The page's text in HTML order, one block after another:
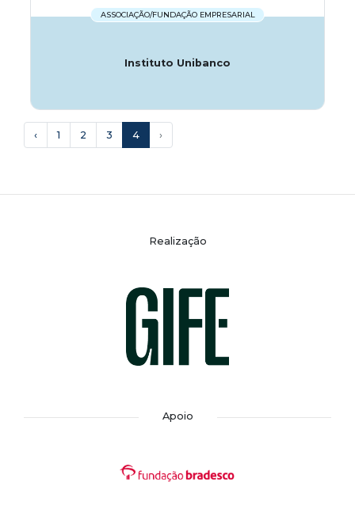
ASSOCIAÇÃO/FUNDAÇÃO EMPRESARIAL
Instituto Unibanco
‹ 1 2 3 4 ›
Realização
Apoio